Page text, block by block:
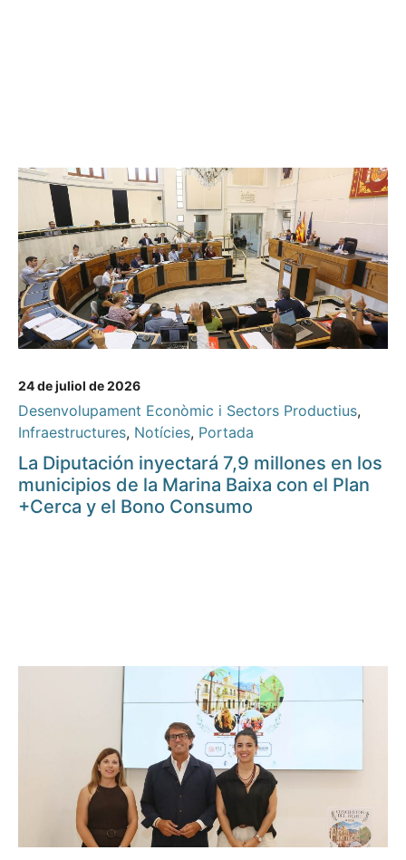
24 de juliol de 2026
Desenvolupament Econòmic i Sectors Productius,
Infraestructures, Notícies, Portada
La Diputación inyectará 7,9 millones en los
municipios de la Marina Baixa con el Plan
+Cerca y el Bono Consumo